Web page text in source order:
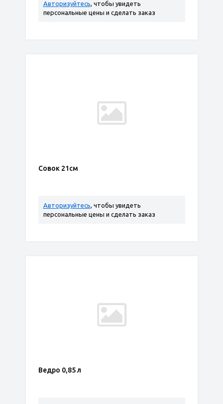
Авторизуйтесь, чтобы увидеть
персональные цены и сделать заказ
Совок 21см
Авторизуйтесь, чтобы увидеть
персональные цены и сделать заказ
Ведро 0,85 л